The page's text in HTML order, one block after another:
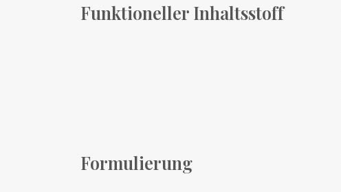
Funktioneller Inhaltsstoff
Formulierung